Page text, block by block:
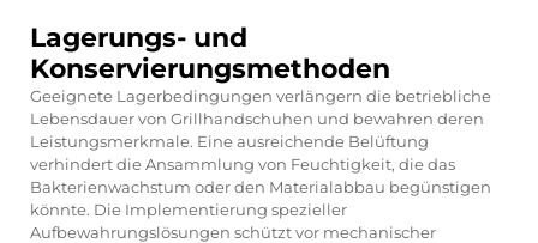
Lagerungs- und
Konservierungsmethoden
Geeignete Lagerbedingungen verlängern die betriebliche
Lebensdauer von Grillhandschuhen und bewahren deren
Leistungsmerkmale. Eine ausreichende Belüftung
verhindert die Ansammlung von Feuchtigkeit, die das
Bakterienwachstum oder den Materialabbau begünstigen
könnte. Die Implementierung spezieller
Aufbewahrungslösungen schützt vor mechanischer